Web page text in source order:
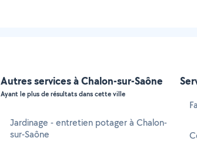
Autres services à Chalon-sur-Saône
Ayant le plus de résultats dans cette ville
Jardinage - entretien potager à Chalon-
sur-Saône